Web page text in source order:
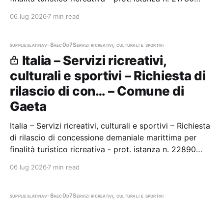
06 lug 2026 7 min read
supplieslatinav-8aec0d7Servizi ricreativi, culturali e sportivi
Italia – Servizi ricreativi,
culturali e sportivi – Richiesta di
rilascio di con… – Comune di
Gaeta
Italia – Servizi ricreativi, culturali e sportivi – Richiesta
di rilascio di concessione demaniale marittima per
finalità turistico ricreativa - prot. istanza n. 22890
06 lug 2026 7 min read
supplieslatinav-8aec0d7Servizi ricreativi, culturali e sportivi